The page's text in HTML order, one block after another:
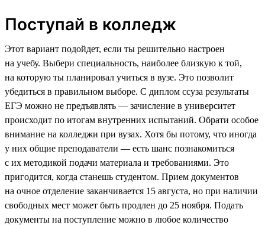
Поступай в колледж
Этот вариант подойдет, если ты решительно настроен
на учебу. Выбери специальность, наиболее близкую к той,
на которую ты планировал учиться в вузе. Это позволит
убедиться в правильном выборе. С диплом ссуза результаты
ЕГЭ можно не предъявлять — зачисление в университет
происходит по итогам внутренних испытаний. Обрати особое
внимание на колледжи при вузах. Хотя бы потому, что иногда
у них общие преподаватели — есть шанс познакомиться
с их методикой подачи материала и требованиями. Это
пригодится, когда станешь студентом. Прием документов
на очное отделение заканчивается 15 августа, но при наличии
свободных мест может быть продлен до 25 ноября. Подать
документы на поступление можно в любое количество